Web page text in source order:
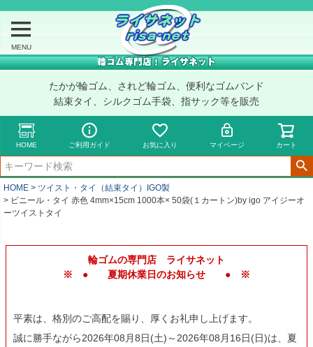
MENU
たかが輪ゴム、されど輪ゴム、便利なゴムバンド
結束タイ、シルクゴム手袋、指サック等を販売
HOME ご利用ガイド お気に入り マイページ カート
HOME
ツイスト・タイ（結束タイ）IGO製
ビニール・タイ 赤色 4mm×15cm 1000本× 50袋(１カートン)by igo アイジーオ
ーツイストタイ
輪ゴムの専門店 ライサネット
※ ● 夏期休業日のお知らせ ● ※
平素は、格別のご高配を賜り、厚くお礼申し上げます。
誠に勝手ながら2026年08月8日(土)～2026年08月16日(日)は、夏